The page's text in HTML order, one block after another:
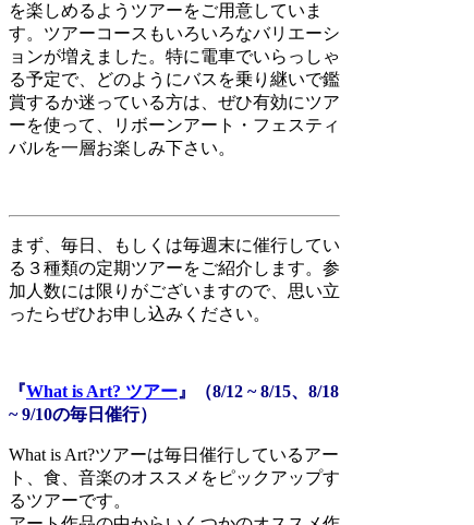
を楽しめるようツアーをご用意していま
す。ツアーコースもいろいろなバリエーシ
ョンが増えました。特に電車でいらっしゃ
る予定で、どのようにバスを乗り継いで鑑
賞するか迷っている方は、ぜひ有効にツア
ーを使って、リボーンアート・フェスティ
バルを一層お楽しみ下さい。
まず、毎日、もしくは毎週末に催行してい
る３種類の定期ツアーをご紹介します。参
加人数には限りがございますので、思い立
ったらぜひお申し込みください。
『What is Art? ツアー 』（8/12 ~ 8/15、8/18
~ 9/10の毎日催行）
What is Art?ツアーは毎日催行しているアー
ト、食、音楽のオススメをピックアップす
るツアーです。